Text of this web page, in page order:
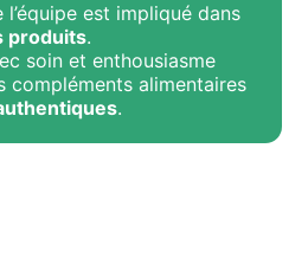
est impliqué dans
produits.
soin et enthousiasme
compléments alimentaires
.